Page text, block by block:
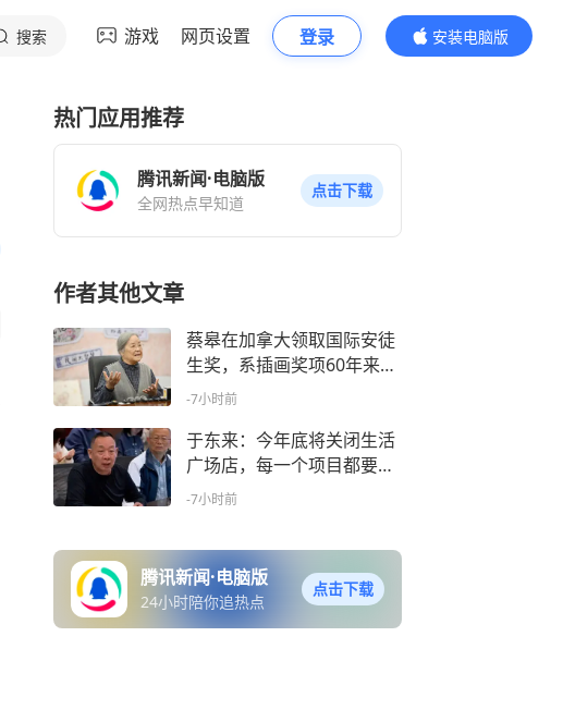
搜索 游戏 网页设置 登录
安装电脑版
内容更精彩
热门应用推荐
腾讯新闻·电脑版
全网热点早知道
点击下载
作者其他文章
蔡皋在加拿大领取国际安徒
生奖，系插画奖项60年来首
位中国画家
-7小时前
于东来：今年底将关闭生活
广场店，每一个项目都要是
国际一流品质，达不到的都
-7小时前
腾讯新闻·电脑版
24小时陪你追热点
点击下载